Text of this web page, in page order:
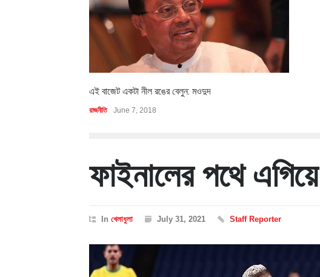
এই বাজেট একটা নীল রঙের বেলুন: মওদুদ
রাজনীতি June 7, 2018
ফাইনালের পথে
In খেলাধুলা July 31, 2021 Staff Reporter